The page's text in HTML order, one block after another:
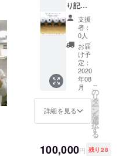
て頂け
れば嬉
しいで
す！ 飲
み物・
食べ物
はこち
らです
べてご
用意し
ます。
８月後
１８：
り記念
ゴルフ
ボール
をお送
り致し
ます！
１ダー
ス１２
個入
り、
メー
カーは
タイト
リフト
です。
支援
者：
0人
お届
け予
定：
2020
年08
月
詳細を見る
こ
の
リ
タ
ー
ン
を
選
択
す
る
100,000円 残り28